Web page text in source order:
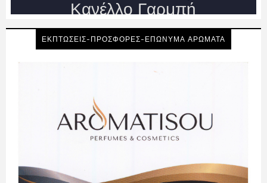
ΕΚΠΤΩΣΕΙΣ-ΠΡΟΣΦΟΡΕΣ-ΕΠΩΝΥΜΑ ΑΡΩΜΑΤΑ